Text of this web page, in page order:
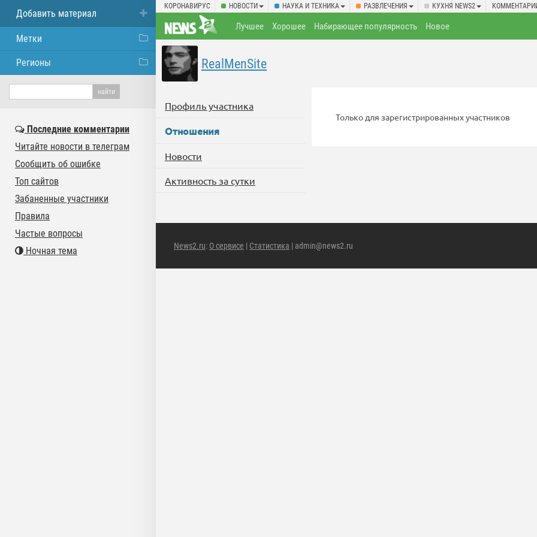
КОРОНАВИРУС НОВОСТИ НАУКА И ТЕХНИКА РАЗВЛЕЧЕНИЯ КУХНЯ NEWS2
Лучшее Хорошее Набирающее популярность Новое
RealMenSite
Профиль участника
Отношения
Новости
Активность за сутки
Только для зарегистрированных участников
News2.ru: О сервисе | Статистика | admin@news2.ru
Добавить материал
Метки
Регионы
Последние комментарии
Читайте новости в телеграм
Сообщить об ошибке
Топ сайтов
Забаненные участники
Правила
Частые вопросы
Ночная тема